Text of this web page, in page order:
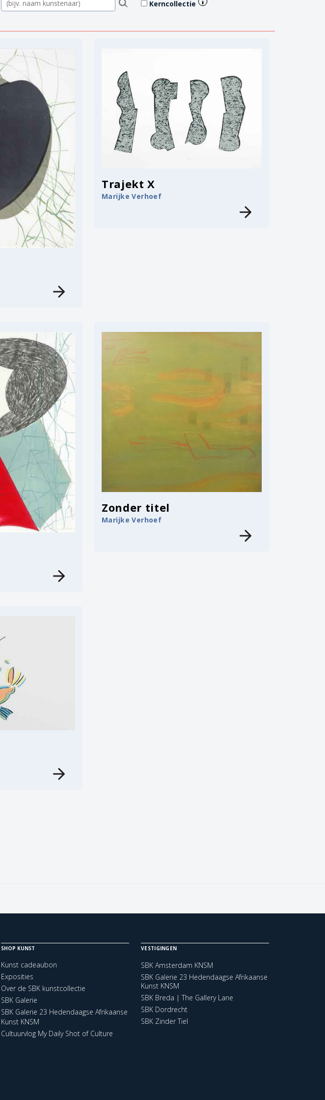
Kerncollectie
Trajekt X
Marijke Verhoef
Zonder titel
Marijke Verhoef
SHOP KUNST
Kunst cadeaubon
Exposities
Over de SBK kunstcollectie
SBK Galerie
SBK Galerie 23 Hedendaagse Afrikaanse
Kunst KNSM
Cultuurvlog My Daily Shot of Culture
VESTIGINGEN
SBK Amsterdam KNSM
SBK Galerie 23 Hedendaagse Afrikaanse
Kunst KNSM
SBK Breda | The Gallery Lane
SBK Dordrecht
SBK Zinder Tiel